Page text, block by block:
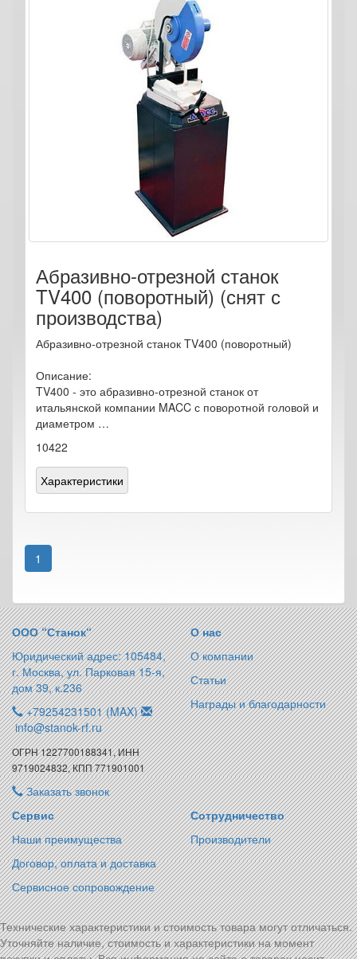
Абразивно-отрезной станок
TV400 (поворотный) (снят с
производства)
Абразивно-отрезной станок TV400 (поворотный)
Описание:
TV400 - это абразивно-отрезной станок от
итальянской компании MACC с поворотной головой и
диаметром …
10422
Характеристики
1
ООО “Станок“
Юридический адрес: 105484,
г. Москва, ул. Парковая 15-я,
дом 39, к.236
+79254231501 (MAX)
info@stanok-rf.ru
ОГРН 1227700188341, ИНН
9719024832, КПП 771901001
Заказать звонок
О нас
О компании
Статьи
Награды и благодарности
Сервис
Наши преимущества
Договор, оплата и доставка
Сервисное сопровождение
Сотрудничество
Производители
Технические характеристики и стоимость товара могут отличаться.
Уточняйте наличие, стоимость и характеристики на момент